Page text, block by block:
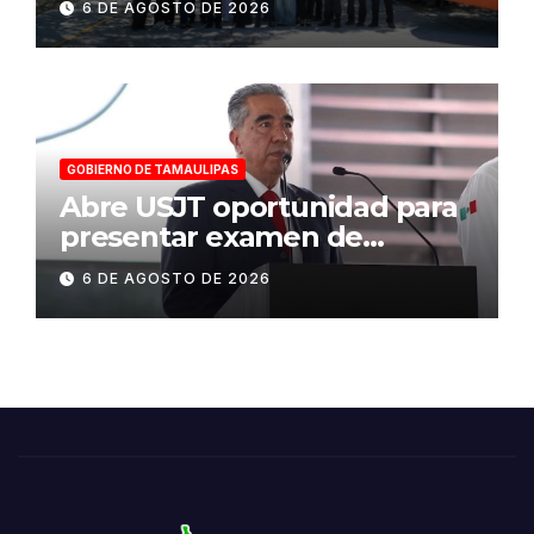
sede del COMASS
6 DE AGOSTO DE 2026
GOBIERNO DE TAMAULIPAS
Abre USJT oportunidad para
presentar examen de
admisión, este sábado
6 DE AGOSTO DE 2026